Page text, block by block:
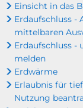
Einsicht in das
Erdaufschluss
mittelbaren
Erdaufschluss -
melden
Erdwärme
Erlaubnis für
Nutzung